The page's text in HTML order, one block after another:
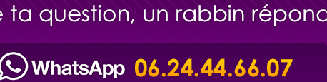
personnes viennent de nous rejoindre sur WhatsApp
personnes viennent de nous rejoindre sur WhatsApp
personnes viennent de nous rejoindre sur WhatsApp